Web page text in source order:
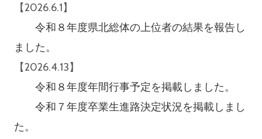
【2026.6.1】
令和８年度県北総体の上位者の結果を報告し
ました。
【2026.4.13】
令和８年度年間行事予定を掲載しました。
令和７年度卒業生進路決定状況を掲載しまし
た。